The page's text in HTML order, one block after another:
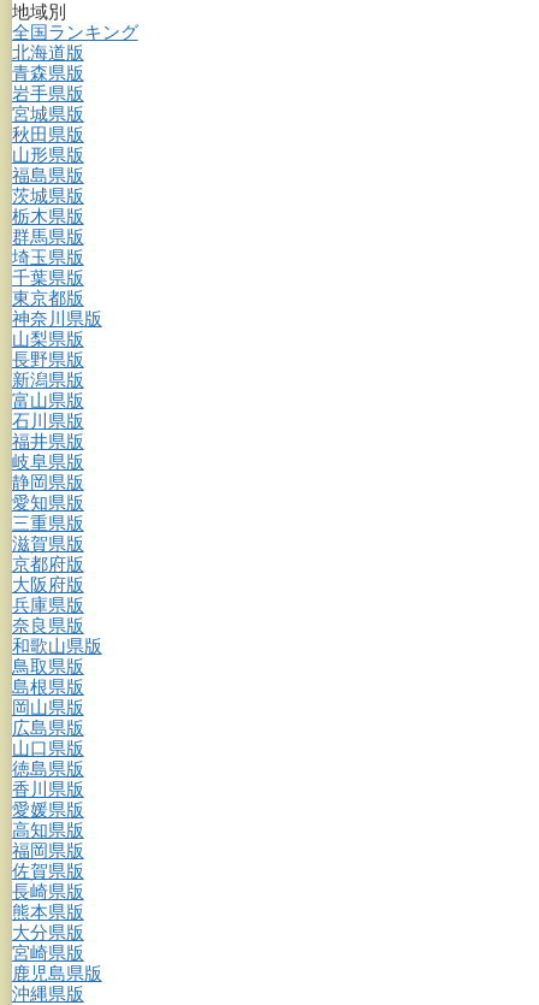
地域別
全国ランキング
北海道版
青森県版
岩手県版
宮城県版
秋田県版
山形県版
福島県版
茨城県版
栃木県版
群馬県版
埼玉県版
千葉県版
東京都版
神奈川県版
山梨県版
長野県版
新潟県版
富山県版
石川県版
福井県版
岐阜県版
静岡県版
愛知県版
三重県版
滋賀県版
京都府版
大阪府版
兵庫県版
奈良県版
和歌山県版
鳥取県版
島根県版
岡山県版
広島県版
山口県版
徳島県版
香川県版
愛媛県版
高知県版
福岡県版
佐賀県版
長崎県版
熊本県版
大分県版
宮崎県版
鹿児島県版
沖縄県版